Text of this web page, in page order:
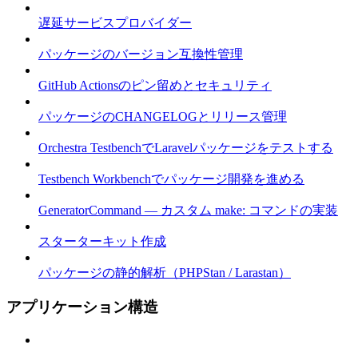
遅延サービスプロバイダー
パッケージのバージョン互換性管理
GitHub Actionsのピン留めとセキュリティ
パッケージのCHANGELOGとリリース管理
Orchestra TestbenchでLaravelパッケージをテストする
Testbench Workbenchでパッケージ開発を進める
GeneratorCommand — カスタム make: コマンドの実装
スターターキット作成
パッケージの静的解析（PHPStan / Larastan）
アプリケーション構造